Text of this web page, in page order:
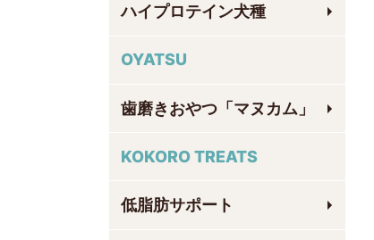
ハイプロテイン犬種
OYATSU
歯磨きおやつ「マヌカム」
KOKORO TREATS
低脂肪サポート